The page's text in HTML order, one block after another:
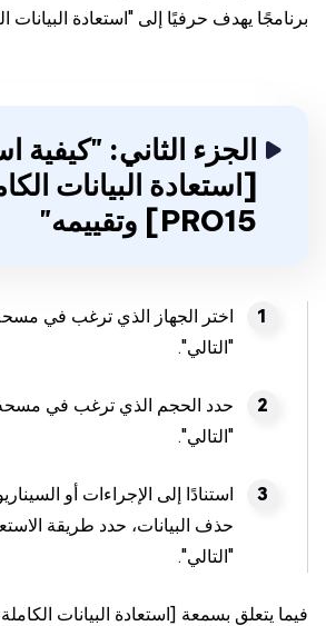
برنامجًا يهدف حرفيًا إلى "استعادة البيانات
الجزء الثاني: "كيفية
[استعادة البيانات
PRO15] وتقييمه"
اختر الجهاز الذي ترغب في
"التالي".
حدد الحجم الذي ترغب في
"التالي".
استنادًا إلى الإجراءات أو
حذف البيانات، حدد طريقة
"التالي".